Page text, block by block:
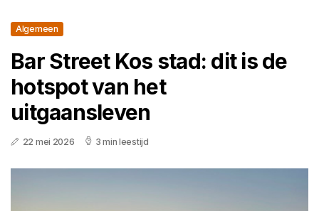
Algemeen
Bar Street Kos stad: dit is de
hotspot van het
uitgaansleven
22 mei 2026 3 min leestijd